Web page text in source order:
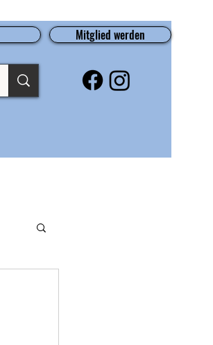
Mitglied werden